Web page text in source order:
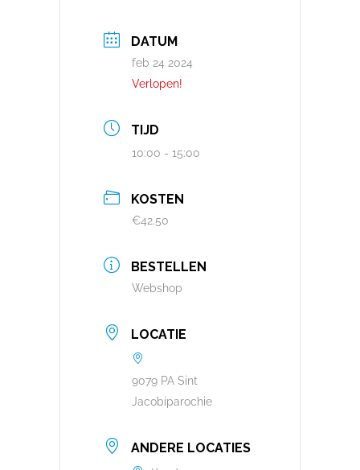
DATUM
feb 24 2024
Verlopen!
TIJD
10:00 - 15:00
KOSTEN
€42.50
BESTELLEN
Webshop
LOCATIE
9079 PA Sint
Jacobiparochie
ANDERE LOCATIES